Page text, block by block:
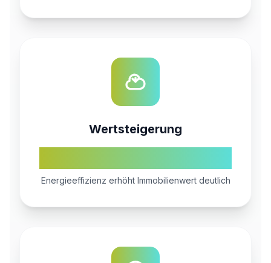
Wertsteigerung
Energieeffizienz erhöht Immobilienwert deutlich